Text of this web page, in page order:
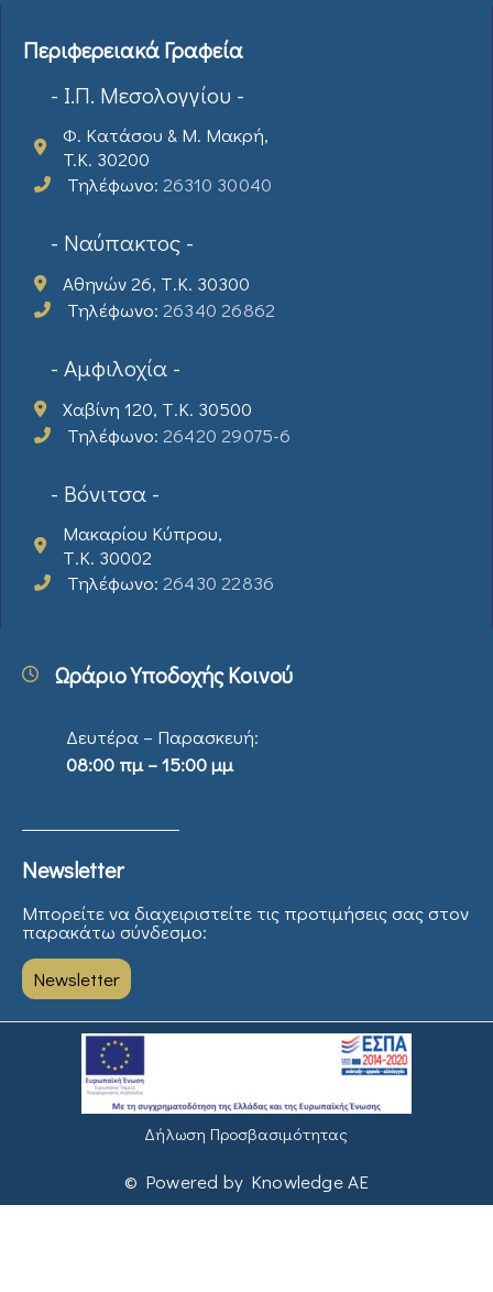
Περιφερειακά Γραφεία
- Ι.Π. Μεσολογγίου -
Φ. Κατάσου & Μ. Μακρή,
T.K. 30200
Τηλέφωνο: 26310 30040
- Ναύπακτος -
Αθηνών 26, Τ.Κ. 30300
Τηλέφωνο: 26340 26862
- Αμφιλοχία -
Χαβίνη 120, Τ.Κ. 30500
Τηλέφωνο: 26420 29075-6
- Βόνιτσα -
Μακαρίου Κύπρου,
Τ.Κ. 30002
Τηλέφωνο: 26430 22836
Ωράριο Υποδοχής Κοινού
Δευτέρα – Παρασκευή:
08:00 πμ – 15:00 μμ
Newsletter
Μπορείτε να διαχειριστείτε τις προτιμήσεις σας στον
παρακάτω σύνδεσμο:
Newsletter
Δήλωση Προσβασιμότητας
© Powered by Knowledge AE